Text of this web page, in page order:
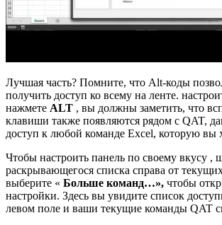
Лучшая часть? Помните, что Alt-коды
получить доступ ко всему на ленте.
нажмете ALT , вы должны заметить, что
клавиши также появляются рядом с QAT,
доступ к любой команде Excel, которую вы
Чтобы настроить панель по своему вкусу ,
раскрывающегося списка справа от
выберите « Больше команд…», чтобы
настройки. Здесь вы увидите список
левом поле и ваши текущие команды QAT